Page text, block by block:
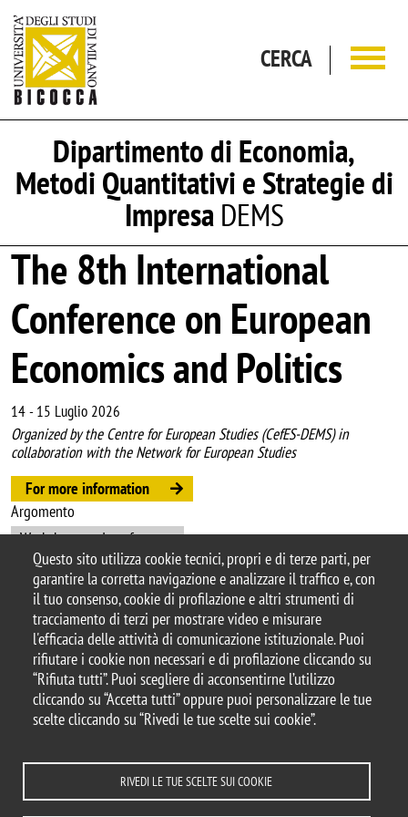
Questo sito utilizza cookie tecnici, propri e di terze parti, per
garantire la corretta navigazione e analizzare il traffico e, con
il tuo consenso, cookie di profilazione e altri strumenti di
tracciamento di terzi per mostrare video e misurare
l'efficacia delle attività di comunicazione istituzionale. Puoi
rifiutare i cookie non necessari e di profilazione cliccando su
“Rifiuta tutti”. Puoi scegliere di acconsentirne l’utilizzo
cliccando su “Accetta tutti” oppure puoi personalizzare le tue
scelte cliccando su “Rivedi le tue scelte sui cookie”.
RIVEDI LE TUE SCELTE SUI COOKIE
CERCA
Dipartimento di Economia,
Metodi Quantitativi e Strategie di
ImpresaDEMS
The 8th International
Conference on European
Economics and Politics
14-15 Luglio 2026
Organized by the Centre for European Studies (CefES-DEMS) in
collaboration with the Network for European Studies
For more information
Argomento
Workshops and conferences
© 2025 Università degli Studi di Milano-Bicocca
Piazza dell'Ateneo Nuovo, 1 - 20126, Milano
Casella PEC:ateneo.bicocca@pec.unimib.it
P.I. 12621570154 |
redazioneweb.dems@unimib.it